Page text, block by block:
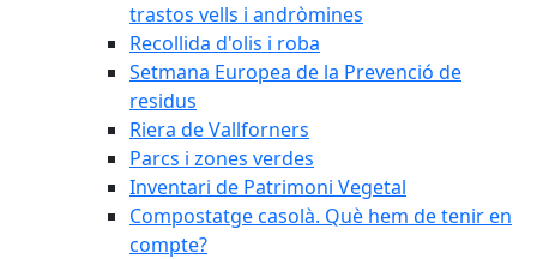
trastos vells i andròmines
Recollida d'olis i roba
Setmana Europea de la Prevenció de
residus
Riera de Vallforners
Parcs i zones verdes
Inventari de Patrimoni Vegetal
Compostatge casolà. Què hem de tenir en
compte?